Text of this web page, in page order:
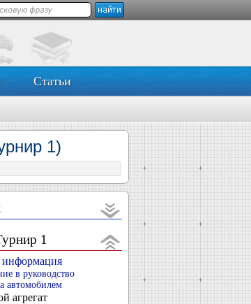
Статьи
1)
1
в руководство
автомобилем
агрегат